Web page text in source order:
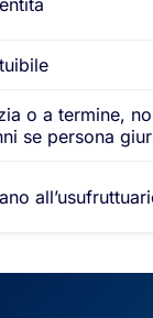
o a termine,
se persona